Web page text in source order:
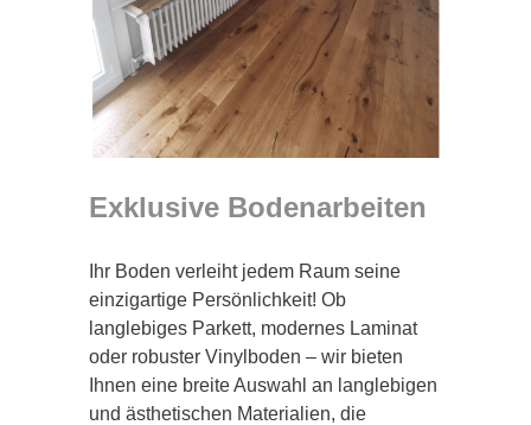
Exklusive Bodenarbeiten
Ihr Boden verleiht jedem Raum seine
einzigartige Persönlichkeit! Ob
langlebiges Parkett, modernes Laminat
oder robuster Vinylboden – wir bieten
Ihnen eine breite Auswahl an langlebigen
und ästhetischen Materialien, die